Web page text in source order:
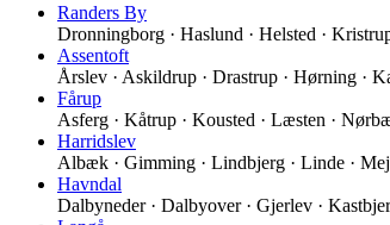
Randers By
Dronningborg · Haslund · Helsted ·
Assentoft
Årslev · Askildrup · Drastrup · Hørning ·
Fårup
Asferg · Kåtrup · Kousted · Læsten ·
Harridslev
Albæk · Gimming · Lindbjerg · Linde ·
Havndal
Dalbyneder · Dalbyover · Gjerlev ·